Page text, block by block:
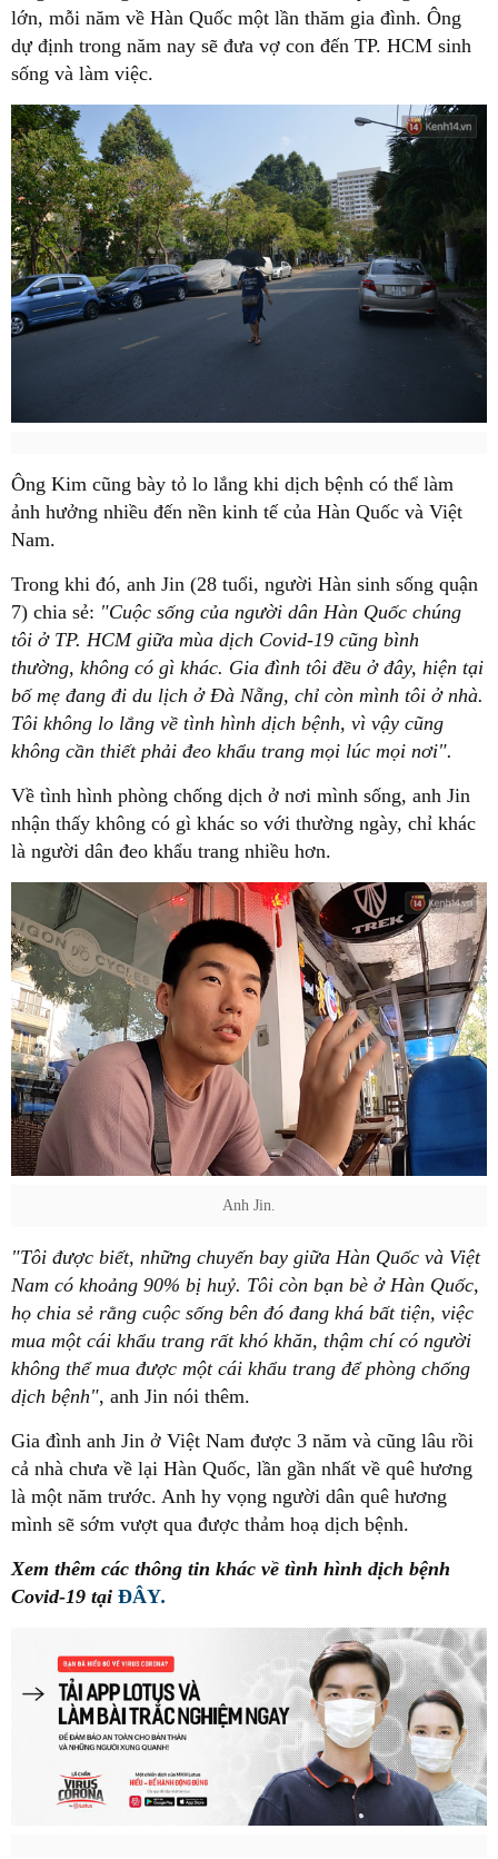
lớn, mỗi năm về Hàn Quốc một lần thăm gia đình. Ông
dự định trong năm nay sẽ đưa vợ con đến TP. HCM sinh
sống và làm việc.
Ông Kim cũng bày tỏ lo lắng khi dịch bệnh có thể làm
ảnh hưởng nhiều đến nền kinh tế của Hàn Quốc và Việt
Nam.
Trong khi đó, anh Jin (28 tuổi, người Hàn sinh sống quận
7) chia sẻ: "Cuộc sống của người dân Hàn Quốc chúng
tôi ở TP. HCM giữa mùa dịch Covid-19 cũng bình
thường, không có gì khác. Gia đình tôi đều ở đây, hiện tại
bố mẹ đang đi du lịch ở Đà Nẵng, chỉ còn mình tôi ở nhà.
Tôi không lo lắng về tình hình dịch bệnh, vì vậy cũng
không cần thiết phải đeo khẩu trang mọi lúc mọi nơi".
Về tình hình phòng chống dịch ở nơi mình sống, anh Jin
nhận thấy không có gì khác so với thường ngày, chỉ khác
là người dân đeo khẩu trang nhiều hơn.
Anh Jin.
"Tôi được biết, những chuyến bay giữa Hàn Quốc và Việt
Nam có khoảng 90% bị huỷ. Tôi còn bạn bè ở Hàn Quốc,
họ chia sẻ rằng cuộc sống bên đó đang khá bất tiện, việc
mua một cái khẩu trang rất khó khăn, thậm chí có người
không thể mua được một cái khẩu trang để phòng chống
dịch bệnh", anh Jin nói thêm.
Gia đình anh Jin ở Việt Nam được 3 năm và cũng lâu rồi
cả nhà chưa về lại Hàn Quốc, lần gần nhất về quê hương
là một năm trước. Anh hy vọng người dân quê hương
mình sẽ sớm vượt qua được thảm hoạ dịch bệnh.
Xem thêm các thông tin khác về tình hình dịch bệnh
Covid-19 tại ĐÂY.